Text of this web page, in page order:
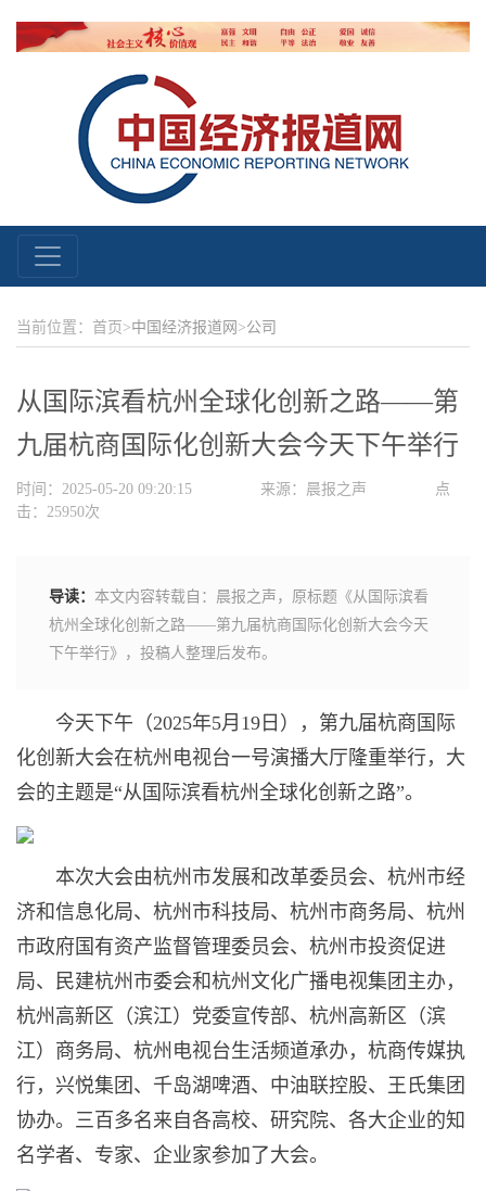
当前位置：首页>中国经济报道网 >公司
从国际滨看杭州全球化创新之路——第
九届杭商国际化创新大会今天下午举行
时间：2025-05-20 09:20:15 来源：晨报之声
点
击：25950次
导读： 本文内容转载自：晨报之声，原标题《从国际滨看
杭州全球化创新之路——第九届杭商国际化创新大会今天
下午举行》，投稿人整理后发布。
今天下午（2025年5月19日），第九届杭商国际
化创新大会在杭州电视台一号演播大厅隆重举行，大
会的主题是“从国际滨看杭州全球化创新之路”。
本次大会由杭州市发展和改革委员会、杭州市经
济和信息化局、杭州市科技局、杭州市商务局、杭州
市政府国有资产监督管理委员会、杭州市投资促进
局、民建杭州市委会和杭州文化广播电视集团主办，
杭州高新区（滨江）党委宣传部、杭州高新区（滨
江）商务局、杭州电视台生活频道承办，杭商传媒执
行，兴悦集团、千岛湖啤酒、中油联控股、王氏集团
协办。三百多名来自各高校、研究院、各大企业的知
名学者、专家、企业家参加了大会。